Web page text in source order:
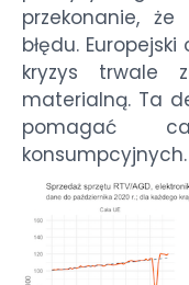
przekonanie,
błędu.
kryzys trwale
materialną. Ta
pomagać
konsumpcyjnych.